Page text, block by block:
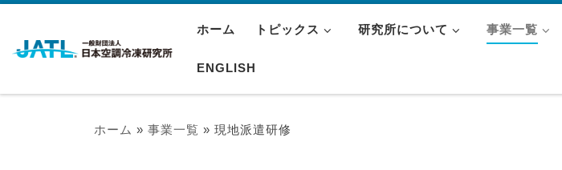
ホーム トピックス 研究所について 事業一覧
ENGLISH
ホーム » 事業一覧 » 現地派遣研修